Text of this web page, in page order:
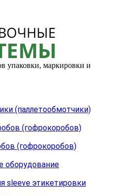
упаковки, маркировки и
(паллетообмотчики)
(гофрокоробов)
(гофрокоробов)
оборудование
sleeve этикетировки